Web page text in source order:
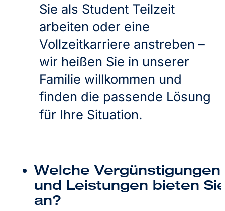
Sie als Student Teilzeit
arbeiten oder eine
Vollzeitkarriere anstreben –
wir heißen Sie in unserer
Familie willkommen und
finden die passende Lösung
für Ihre Situation.
Welche Vergünstigungen
und Leistungen bieten
an?